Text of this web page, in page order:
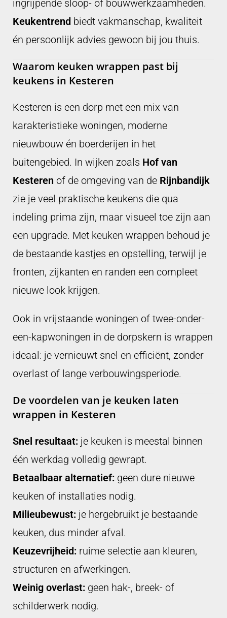
ingrijpende sloop- of bouwwerkzaamheden.
Keukentrend biedt vakmanschap, kwaliteit
én persoonlijk advies gewoon bij jou thuis.
Waarom keuken wrappen past bij
keukens in Kesteren
Kesteren is een dorp met een mix van
karakteristieke woningen, moderne
nieuwbouw én boerderijen in het
buitengebied. In wijken zoals Hof van
Kesteren of de omgeving van de Rijnbandijk
zie je veel praktische keukens die qua
indeling prima zijn, maar visueel toe zijn aan
een upgrade. Met keuken wrappen behoud je
de bestaande kastjes en opstelling, terwijl je
fronten, zijkanten en randen een compleet
nieuwe look krijgen.
Ook in vrijstaande woningen of twee-onder-
een-kapwoningen in de dorpskern is wrappen
ideaal: je vernieuwt snel en efficiënt, zonder
overlast of lange verbouwingsperiode.
De voordelen van je keuken laten
wrappen in Kesteren
Snel resultaat: je keuken is meestal binnen
één werkdag volledig gewrapt.
Betaalbaar alternatief: geen dure nieuwe
keuken of installaties nodig.
Milieubewust: je hergebruikt je bestaande
keuken, dus minder afval.
Keuzevrijheid: ruime selectie aan kleuren,
structuren en afwerkingen.
Weinig overlast: geen hak-, breek- of
schilderwerk nodig.